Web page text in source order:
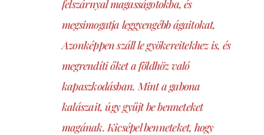
felszárnyal magasságotokba, és
megsimogatja leggyengébb ágaitokat,
Azonképpen száll le gyökereitekhez is, és
megrendíti őket a földhöz való
kapaszkodásban. Mint a gabona
kalászait, úgy gyűjt be benneteket
magának. Kicsépel benneteket, hogy